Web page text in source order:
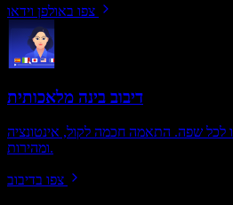
צפו באולפן וידאו
דיבוב בינה מלאכותית
לכל שפה. התאמה חכמה לקול, אינטונציה
ומהירות.
צפו בדיבוב